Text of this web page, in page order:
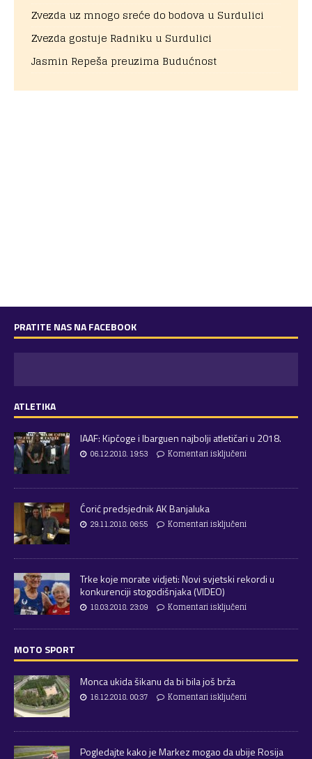
Zvezda uz mnogo sreće do bodova u Surdulici
Zvezda gostuje Radniku u Surdulici
Jasmin Repeša preuzima Budućnost
PRATITE NAS NA FACEBOOK
ATLETIKA
IAAF: Kipčoge i Ibarguen najbolji atletičari u 2018.
06.12.2018. 19:53 Komentari isključeni
Ćorić predsjednik AK Banjaluka
29.11.2018. 06:55 Komentari isključeni
Trke koje morate vidjeti: Novi svjetski rekordi u
konkurenciji stogodišnjaka (VIDEO)
18.03.2018. 23:09 Komentari isključeni
MOTO SPORT
Monca ukida šikanu da bi bila još brža
16.12.2018. 00:37 Komentari isključeni
Pogledajte kako je Markez mogao da ubije Rosija